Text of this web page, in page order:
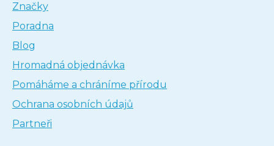
Značky
Poradna
Blog
Hromadná objednávka
Pomáháme a chráníme přírodu
Ochrana osobních údajů
Partneři